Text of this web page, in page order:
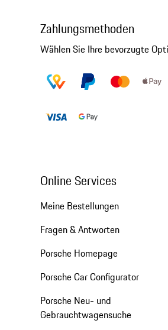
Zahlungsmethoden
Wählen Sie Ihre bevorzugte
Online Services
Meine Bestellungen
Fragen & Antworten
Porsche Homepage
Porsche Car Configurator
Porsche Neu- und
Gebrauchtwagensuche